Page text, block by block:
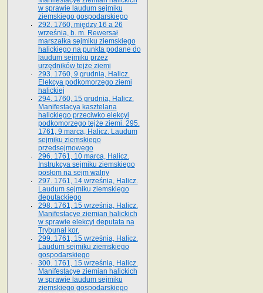
w sprawie laudum sejmiku
ziemskiego gospodarskiego
292. 1760, między 16 a 26
września, b. m. Rewersał
marszałka sejmiku ziemskiego
halickiego na punkta podane do
laudum sejmiku przez
urzędników tejże ziemi
293. 1760, 9 grudnia, Halicz.
Elekcya podkomorzego ziemi
halickiej
294. 1760, 15 grudnia, Halicz.
Manifestacya kasztelana
halickiego przeciwko elekcyi
podkomorzego tejże ziemi. 295.
1761, 9 marca, Halicz. Laudum
sejmiku ziemskiego
przedsejmowego
296. 1761, 10 marca, Halicz.
Instrukcya sejmiku ziemskiego
posłom na sejm walny
297. 1761, 14 września, Halicz.
Laudum sejmiku ziemskiego
deputackiego
298. 1761, 15 września, Halicz.
Manifestacye ziemian halickich
w sprawie elekcyi deputata na
Trybunał kor.
299. 1761, 15 września, Halicz.
Laudum sejmiku ziemskiego
gospodarskiego
300. 1761, 15 września, Halicz.
Manifestacye ziemian halickich
w sprawie laudum sejmiku
ziemskiego gospodarskiego